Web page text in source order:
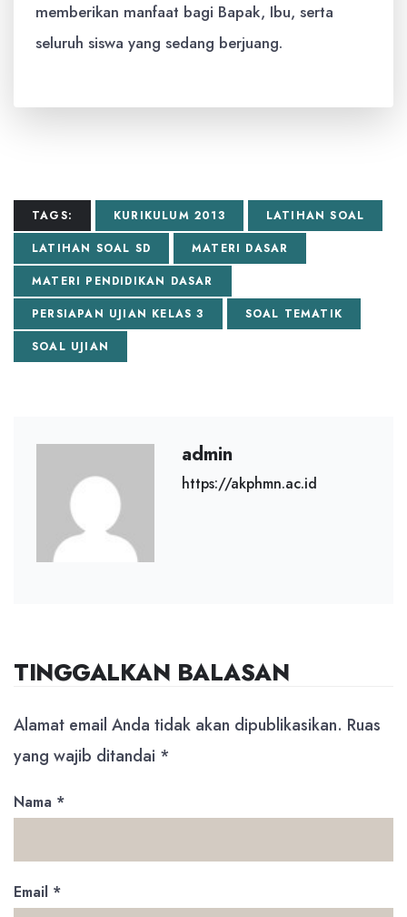
memberikan manfaat bagi Bapak, Ibu, serta
seluruh siswa yang sedang berjuang.
TAGS: KURIKULUM 2013
LATIHAN SOAL
LATIHAN SOAL SD
MATERI DASAR
MATERI PENDIDIKAN DASAR
PERSIAPAN UJIAN KELAS 3
SOAL TEMATIK
SOAL UJIAN
admin
https://akphmn.ac.id
TINGGALKAN BALASAN
Alamat email Anda tidak akan dipublikasikan. Ruas
yang wajib ditandai *
Nama *
Email *